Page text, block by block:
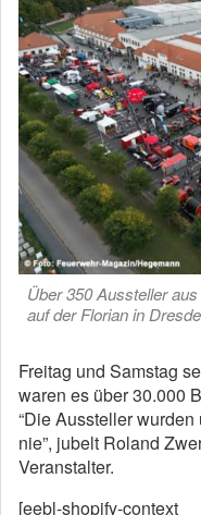
Über 350 Aussteller
auf der Florian in
Freitag und Samstag
waren es über 30.000
“Die Aussteller
nie”, jubelt Roland
Veranstalter.
[eebl-shopify-context